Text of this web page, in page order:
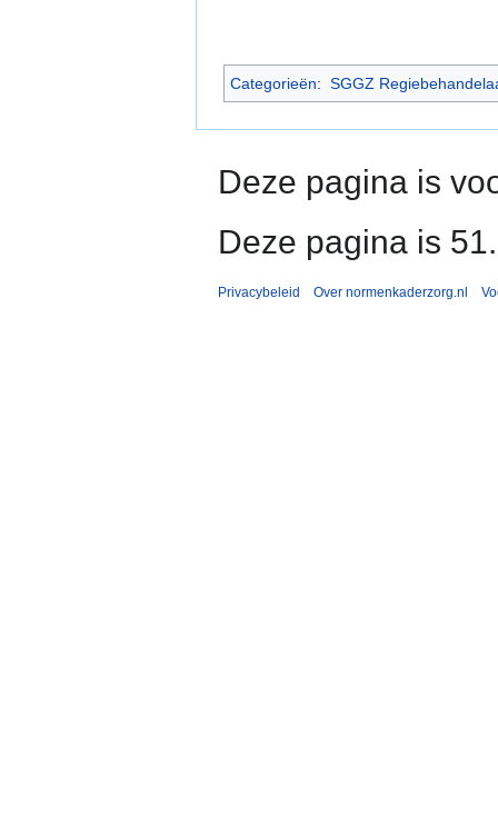
Categorieën: SGGZ
Deze pagina is
Deze pagina is
Privacybeleid Over normenkaderzorg.nl